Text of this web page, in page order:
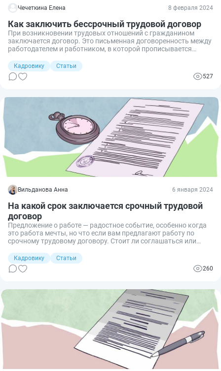
Чечеткина Елена 8 февраля 2024
Как заключить бессрочный трудовой договор
При возникновении трудовых отношений с гражданином
заключается договор. Это письменная договоренность между
работодателем и работником, в которой прописывается
Как правильно его заключить, чтобы время действия не было
ограничено конкретным сроком?
Кадровику
Статьи
527
Вильданова Анна 6 января 2024
На какой срок заключается срочный трудовой
договор
Предложение о работе — радостное событие, особенно когда
это работа мечты, но что если вам предлагают работу по
срочному трудовому договору. Стоит ли соглашаться или
в аспектах этого вида трудовых отношений: что он из себя
представляет, какие виды срочных договоров существуют и в
каких случаях они заключаются.
Кадровику
Статьи
260